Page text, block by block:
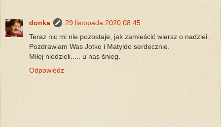
donka
29 listopada 2020 08:45
Teraz nic mi nie pozostaje, jak zamieścić wiersz o nadziei.
Pozdrawiam Was Jotko i Matyldo serdecznie.
Miłej niedzieli..... u nas śnieg.
Odpowiedz